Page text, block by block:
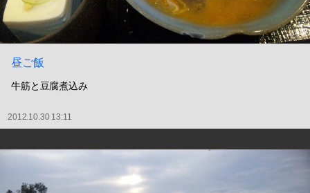
昼ご飯
牛筋と豆腐煮込み
2012.10.30 13:11